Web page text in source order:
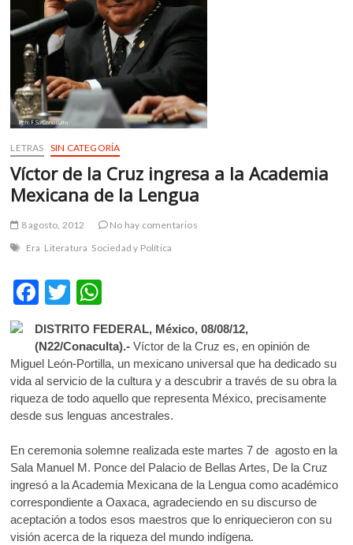
LETRAS SIN CATEGORÍA
Víctor de la Cruz ingresa a la Academia
Mexicana de la Lengua
8 agosto, 2012
No hay comentarios
Era Literatura Sociedad y Política
F
ac
e
b
o
o
k
T
w
itt
er
h
at
s
A
p
p
DISTRITO FEDERAL, México, 08/08/12,
(N22/Conaculta).-Víctor de la Cruz es, en opinión de
Miguel León-Portilla, un mexicano universal que ha dedicado su
vida al servicio de la cultura y a descubrir a través de su obra la
riqueza de todo aquello que representa México, precisamente
desde sus lenguas ancestrales.
En ceremonia solemne realizada este martes 7 de agosto en la
Sala Manuel M. Ponce del Palacio de Bellas Artes, De la Cruz
ingresó a la Academia Mexicana de la Lengua como académico
correspondiente a Oaxaca, agradeciendo en su discurso de
aceptación a todos esos maestros que lo enriquecieron con su
visión acerca de la riqueza del mundo indígena.